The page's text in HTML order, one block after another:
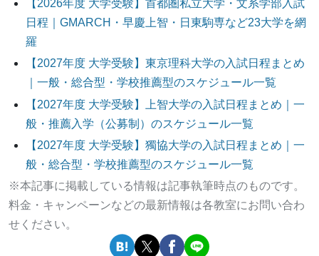
【2026年度 大学受験】首都圏私立大学・文系学部入試
日程｜GMARCH・早慶上智・日東駒専など23大学を網
羅
【2027年度 大学受験】東京理科大学の入試日程まとめ
｜一般・総合型・学校推薦型のスケジュール一覧
【2027年度 大学受験】上智大学の入試日程まとめ｜一
般・推薦入学（公募制）のスケジュール一覧
【2027年度 大学受験】獨協大学の入試日程まとめ｜一
般・総合型・学校推薦型のスケジュール一覧
※本記事に掲載している情報は記事執筆時点のものです。
料金・キャンペーンなどの最新情報は各教室にお問い合わ
せください。